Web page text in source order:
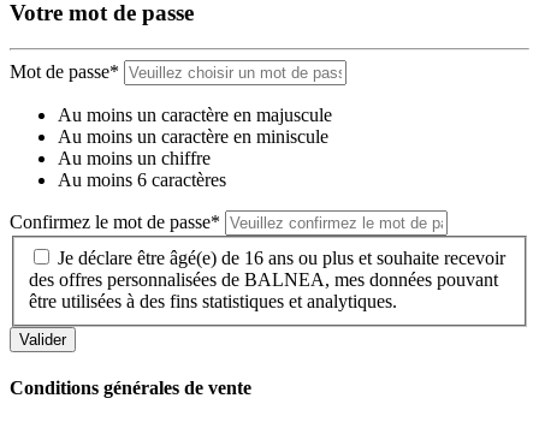
Votre mot de passe
Mot de passe*
Au moins un caractère en majuscule
Au moins un caractère en miniscule
Au moins un chiffre
Au moins 6 caractères
Confirmez le mot de passe*
Je déclare être âgé(e) de 16 ans ou plus et souhaite recevoir
des offres personnalisées de BALNEA, mes données pouvant
être utilisées à des fins statistiques et analytiques.
Conditions générales de vente